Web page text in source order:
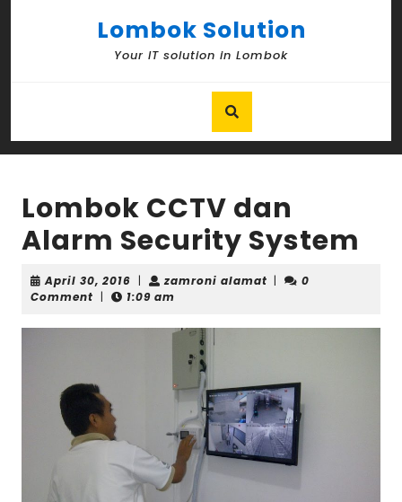
Lombok Solution
Your IT solution in Lombok
Lombok CCTV dan
Alarm Security System
April 30, 2016 April
30,
| zamroni alamatzamroni
|
0
Comment | 1:09 am